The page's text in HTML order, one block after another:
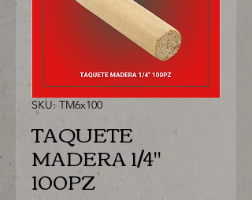
SKU: TM6x100
TAQUETE
MADERA 1/4"
100PZ